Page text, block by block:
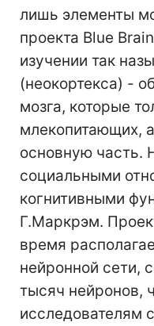
лишь элементы
проекта Blue
изучении так
(неокортекса) -
мозга, которые
млекопитающих,
основную часть.
социальными
когнитивными
Г.Маркрэм.
время
нейронной сети,
тысяч нейронов,
исследователям